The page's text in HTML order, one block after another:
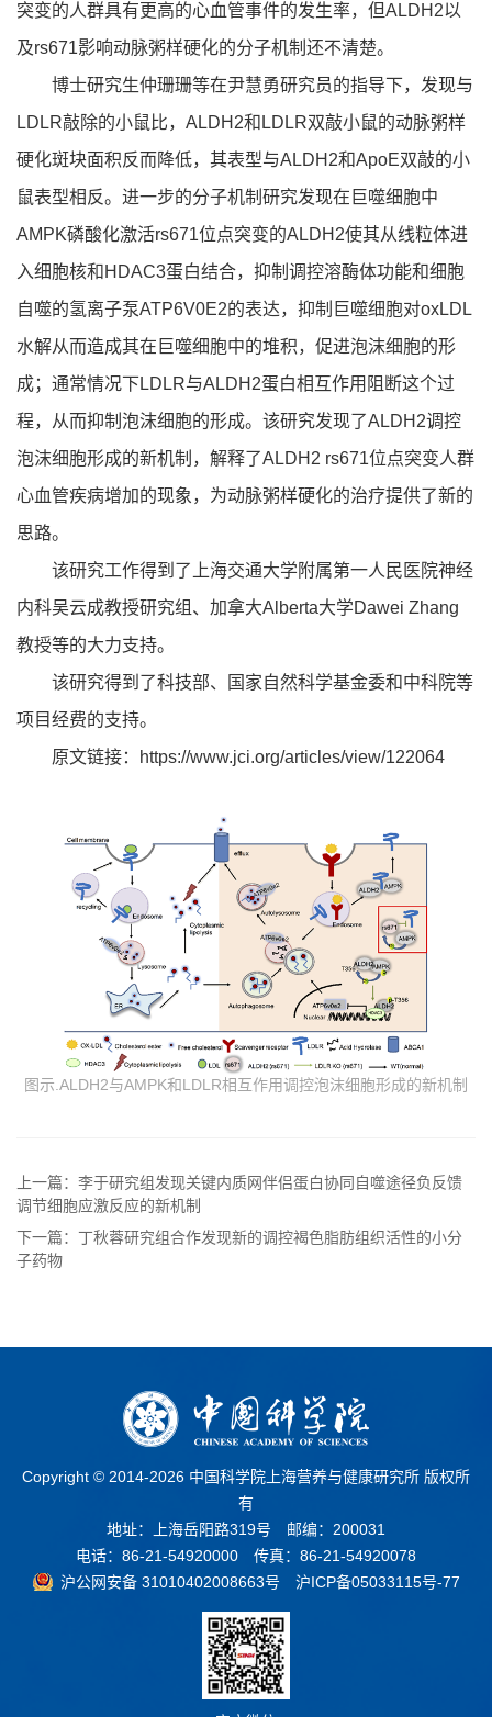
突变的人群具有更高的心血管事件的发生率，但ALDH2以
及rs671影响动脉粥样硬化的分子机制还不清楚。
博士研究生仲珊珊等在尹慧勇研究员的指导下，发现与
LDLR敲除的小鼠比，ALDH2和LDLR双敲小鼠的动脉粥样
硬化斑块面积反而降低，其表型与ALDH2和ApoE双敲的小
鼠表型相反。进一步的分子机制研究发现在巨噬细胞中
AMPK磷酸化激活rs671位点突变的ALDH2使其从线粒体进
入细胞核和HDAC3蛋白结合，抑制调控溶酶体功能和细胞
自噬的氢离子泵ATP6V0E2的表达，抑制巨噬细胞对oxLDL
水解从而造成其在巨噬细胞中的堆积，促进泡沫细胞的形
成；通常情况下LDLR与ALDH2蛋白相互作用阻断这个过
程，从而抑制泡沫细胞的形成。该研究发现了ALDH2调控
泡沫细胞形成的新机制，解释了ALDH2 rs671位点突变人群
心血管疾病增加的现象，为动脉粥样硬化的治疗提供了新的
思路。
该研究工作得到了上海交通大学附属第一人民医院神经
内科吴云成教授研究组、加拿大Alberta大学Dawei Zhang
教授等的大力支持。
该研究得到了科技部、国家自然科学基金委和中科院等
项目经费的支持。
原文链接：https://www.jci.org/articles/view/122064
图示.ALDH2与AMPK和LDLR相互作用调控泡沫细胞形成的新机制
上一篇：李于研究组发现关键内质网伴侣蛋白协同自噬途径负反馈
调节细胞应激反应的新机制
下一篇：丁秋蓉研究组合作发现新的调控褐色脂肪组织活性的小分
子药物
Copyright © 2014-2026 中国科学院上海营养与健康研究所 版权所
有
地址：上海岳阳路319号 邮编：200031
电话：86-21-54920000 传真：86-21-54920078
沪公网安备 31010402008663号
沪ICP备05033115号-77